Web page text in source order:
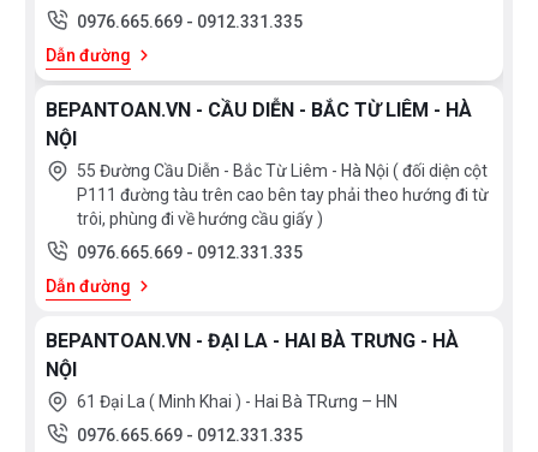
Tính năng nấu cơm thông minh:
mà bạn có thể dùng chức năng này để ninh hầm các món
với nồi áp suất như nồi cơm điện. Bếp tự động cài đặt quá
trình nấu phù hợp trong đúng 35’ cho bạn món ăn ninh
vừa tới ngon miệng.
Chức năng rã đông thực phẩm với mức nhiệt
bếp từ được trang bị chức năng rã đông thực phẩm, với cơ
chế hoạt động hợp lý, bếp có thể rã đông thực phẩm
tương tự chức năng của lò vi sóng.
Chức năng chiên rán Frying với mức nhiệt độ
0976.665.669 - 0912.331.335
Dẫn đường
BEPANTOAN.VN - CẦU DIỄN - BẮC TỪ LIÊM - HÀ
NỘI
55 Đường Cầu Diễn - Bắc Từ Liêm - Hà Nội ( đối diện cột
P111 đường tàu trên cao bên tay phải theo hướng đi từ
trôi, phùng đi về hướng cầu giấy )
0976.665.669 - 0912.331.335
Dẫn đường
BEPANTOAN.VN - ĐẠI LA - HAI BÀ TRƯNG - HÀ
NỘI
61 Đại La ( Minh Khai ) - Hai Bà TRưng – HN
0976.665.669 - 0912.331.335